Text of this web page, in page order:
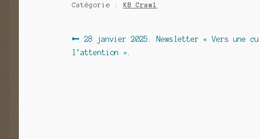
Catégorie :KB Crawl
Navigation
de
Article
précédent :
28 janvier 2025. Newsletter « Vers une
l’attention ».